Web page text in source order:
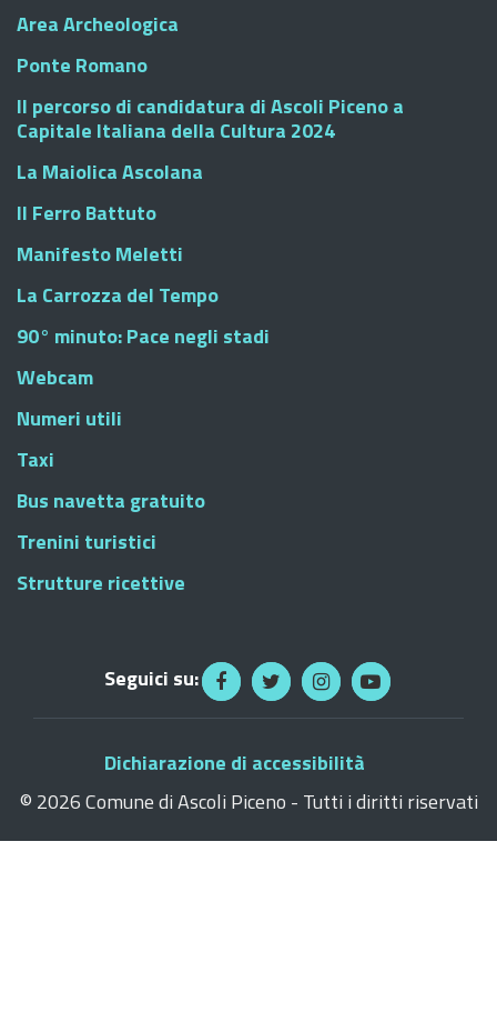
Area Archeologica
Ponte Romano
Il percorso di candidatura di Ascoli Piceno a
Capitale Italiana della Cultura 2024
La Maiolica Ascolana
Il Ferro Battuto
Manifesto Meletti
La Carrozza del Tempo
90° minuto: Pace negli stadi
Webcam
Numeri utili
Taxi
Bus navetta gratuito
Trenini turistici
Strutture ricettive
Seguici su:
Dichiarazione di accessibilità
© 2026 Comune di Ascoli Piceno - Tutti i diritti riservati